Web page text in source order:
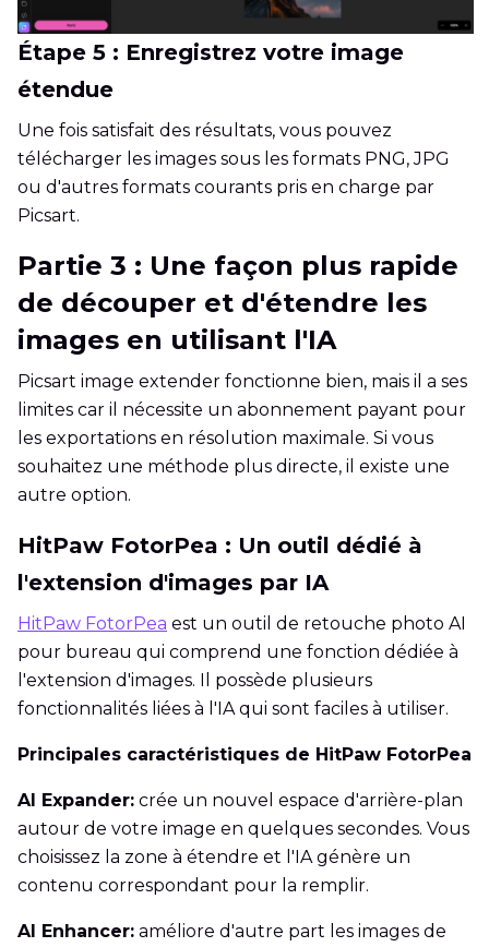
Étape 5 : Enregistrez votre image
étendue
Une fois satisfait des résultats, vous pouvez
télécharger les images sous les formats PNG, JPG
ou d'autres formats courants pris en charge par
Picsart.
Partie 3 : Une façon plus rapide
de découper et d'étendre les
images en utilisant l'IA
Picsart image extender fonctionne bien, mais il a ses
limites car il nécessite un abonnement payant pour
les exportations en résolution maximale. Si vous
souhaitez une méthode plus directe, il existe une
autre option.
HitPaw FotorPea : Un outil dédié à
l'extension d'images par IA
HitPaw FotorPea est un outil de retouche photo AI
pour bureau qui comprend une fonction dédiée à
l'extension d'images. Il possède plusieurs
fonctionnalités liées à l'IA qui sont faciles à utiliser.
Principales caractéristiques de HitPaw FotorPea
AI Expander: crée un nouvel espace d'arrière-plan
autour de votre image en quelques secondes. Vous
choisissez la zone à étendre et l'IA génère un
contenu correspondant pour la remplir.
AI Enhancer: améliore d'autre part les images de